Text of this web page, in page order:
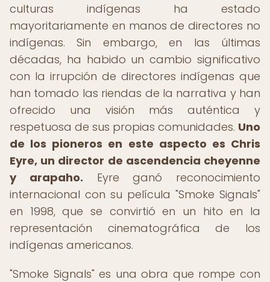
culturas indígenas ha estado
mayoritariamente en manos de directores no
indígenas. Sin embargo, en las últimas
décadas, ha habido un cambio significativo
con la irrupción de directores indígenas que
han tomado las riendas de la narrativa y han
ofrecido una visión más auténtica y
respetuosa de sus propias comunidades. Uno
de los pioneros en este aspecto es Chris
Eyre, un director de ascendencia cheyenne
y arapaho. Eyre ganó reconocimiento
internacional con su película "Smoke Signals"
en 1998, que se convirtió en un hito en la
representación cinematográfica de los
indígenas americanos.
"Smoke Signals" es una obra que rompe con